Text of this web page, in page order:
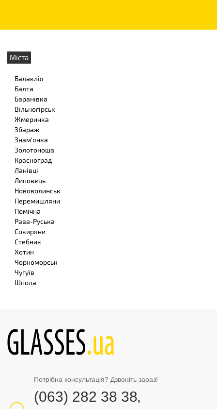
Міста
Балаклія
Балта
Баранівка
Вільногірськ
Жмеринка
Збараж
Знам'янка
Золотоноша
Красноград
Ланівці
Липовець
Нововолинськ
Перемишляни
Помічна
Рава-Руська
Сокиряни
Стебник
Хотин
Чорноморськ
Чугуїв
Шпола
Потрібна консультація? Дзвоніть зараз!
(063) 282 38 38,